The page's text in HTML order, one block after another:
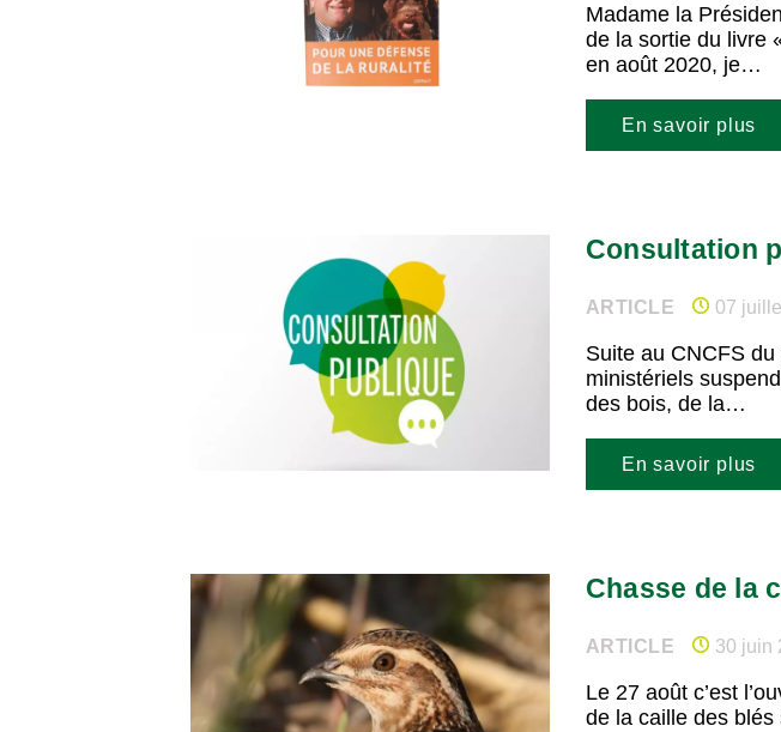
Madame la
de la sortie du livre
en août 2020, je…
En savoir plus
Consultation
ARTICLE 07
Suite au CNCFS
ministériels
des bois, de la…
En savoir plus
Chasse de la
ARTICLE 30 juin
Le 27 août c’est
de la caille des